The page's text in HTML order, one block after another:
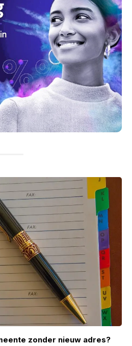
zonder nieuw adres?